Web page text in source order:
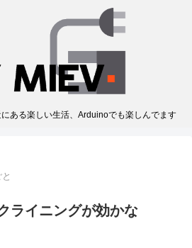
ある楽しい生活、Arduinoでも楽しんでます
ライニングが効かな